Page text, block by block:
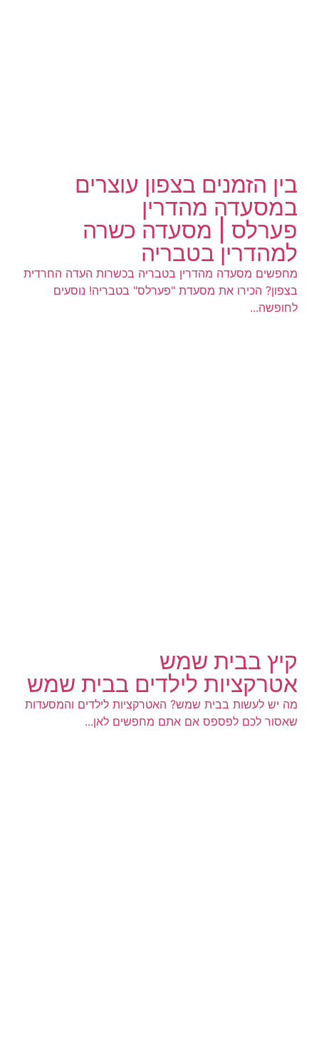
בין הזמנים בצפון עוצרים
במסעדה מהדרין
פערלס | מסעדה כשרה
למהדרין בטבריה
​מחפשים מסעדה מהדרין בטבריה בכשרות העדה החרדית
בצפון? הכירו את מסעדת "פערלס" בטבריה! ​נוסעים
לחופשה...
קיץ בבית שמש
אטרקציות לילדים בבית שמש
​מה יש לעשות בבית שמש? האטרקציות לילדים והמסעדות
שאסור לכם לפספס אם אתם מחפשים לאן...